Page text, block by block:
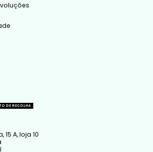
DE RECOLHA
A, loja 10